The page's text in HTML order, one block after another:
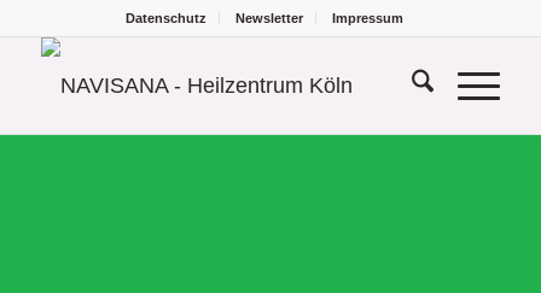
Datenschutz Newsletter Impressum